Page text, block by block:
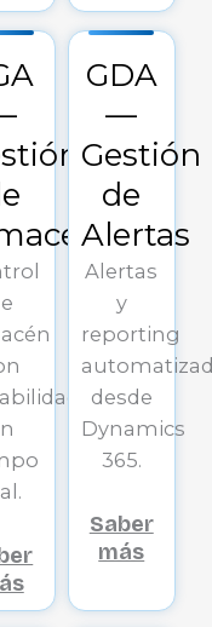
GDA
—
Gestión
de
Alertas
Alertas
y
reporting
desde
Dynamics
365.
Saber
más